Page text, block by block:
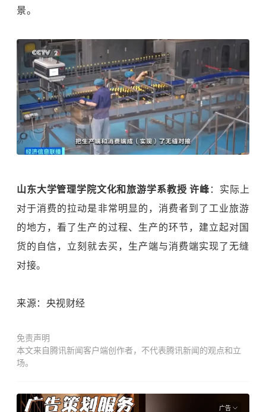
景。
山东大学管理学院文化和旅游学系教授 许峰：实际上
对于消费的拉动是非常明显的，消费者到了工业旅游
的地方，看了生产的过程、生产的环节，建立起对国
货的自信，立刻就去买，生产端与消费端实现了无缝
对接。
来源：央视财经
免责声明
本文来自腾讯新闻客户端创作者，不代表腾讯新闻的观点和立
场。
广告